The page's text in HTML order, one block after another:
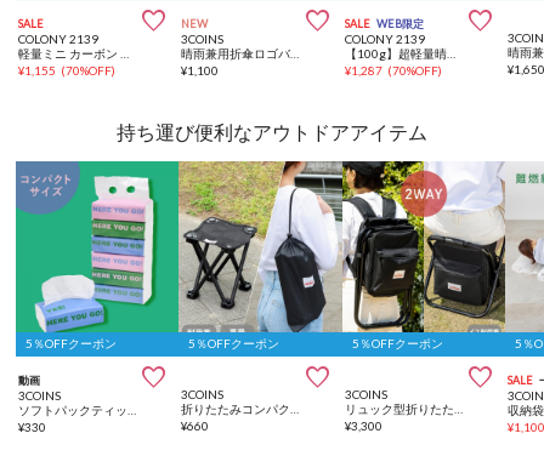
SALE 
COLONY 2139
¥1,155 (70%OFF)
NEW 
3COINS
¥1,100
SALE WEB限定 
COLONY 2139
【100g】超軽量晴雨兼用 折り畳み傘
¥1,287 (70%OFF) ¥
持ち運び便利なアウトドアアイテム
5％OFFクーポン
動画 
3COINS
¥330
5％OFFクーポン

3COINS
¥660
5％OFFクーポン

3COINS
¥3,300
5％
SALE
¥